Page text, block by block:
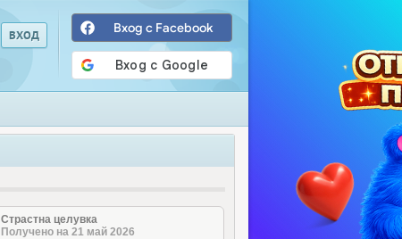
Вход с Facebook
Страстна целувка
Получено на 21 май 2026